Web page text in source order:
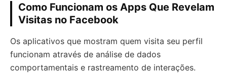
Como Funcionam os Apps Que Revelam
Visitas no Facebook
Os aplicativos que mostram quem visita seu perfil
funcionam através de análise de dados
comportamentais e rastreamento de interações.